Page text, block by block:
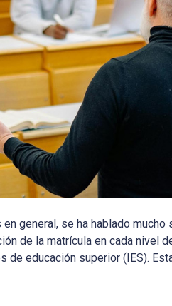
general, se ha hablado
de la matrícula en cada nivel
educación superior (IES).